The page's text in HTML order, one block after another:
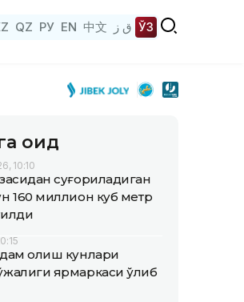
QZ РУ EN 中文 ق ز ЎЗ
оид
10:10
суғориладиган
160 миллион куб метр
олиш кунлари
ярмаркаси ўлиб